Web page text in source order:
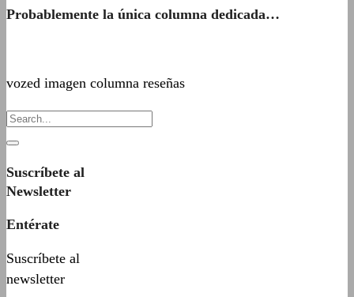
Probablemente la única columna dedicada…
vozed imagen columna reseñas
Suscríbete al
Newsletter
Entérate
Suscríbete al
newsletter